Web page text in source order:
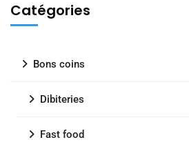
Catégories
Bons coins
Dibiteries
Fast food